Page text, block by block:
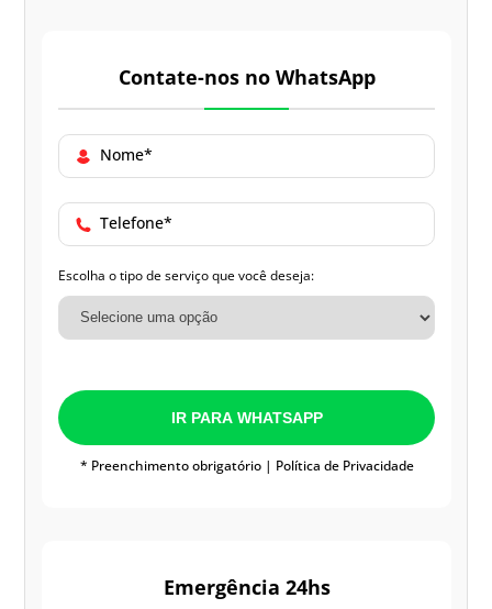
Contate-nos no WhatsApp
Nome*
Telefone*
Escolha o tipo de serviço que você deseja:
IR PARA WHATSAPP
* Preenchimento obrigatório | Política de Privacidade
Emergência 24hs